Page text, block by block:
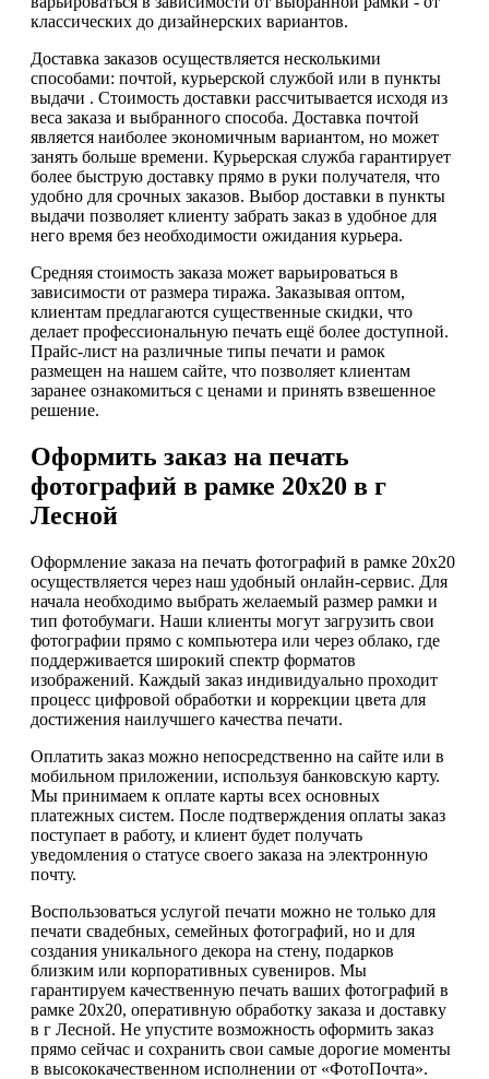
классических до дизайнерских вариантов.
Доставка заказов осуществляется несколькими
способами: почтой, курьерской службой или в пункты
выдачи . Стоимость доставки рассчитывается исходя из
веса заказа и выбранного способа. Доставка почтой
является наиболее экономичным вариантом, но может
занять больше времени. Курьерская служба гарантирует
более быструю доставку прямо в руки получателя, что
удобно для срочных заказов. Выбор доставки в пункты
выдачи позволяет клиенту забрать заказ в удобное для
него время без необходимости ожидания курьера.
Средняя стоимость заказа может варьироваться в
зависимости от размера тиража. Заказывая оптом,
клиентам предлагаются существенные скидки, что
делает профессиональную печать ещё более доступной.
Прайс-лист на различные типы печати и рамок
размещен на нашем сайте, что позволяет клиентам
заранее ознакомиться с ценами и принять взвешенное
решение.
Оформить заказ на печать
фотографий в рамке 20х20 в г
Лесной
Оформление заказа на печать фотографий в рамке 20х20
осуществляется через наш удобный онлайн-сервис. Для
начала необходимо выбрать желаемый размер рамки и
тип фотобумаги. Наши клиенты могут загрузить свои
фотографии прямо с компьютера или через облако, где
поддерживается широкий спектр форматов
изображений. Каждый заказ индивидуально проходит
процесс цифровой обработки и коррекции цвета для
достижения наилучшего качества печати.
Оплатить заказ можно непосредственно на сайте или в
мобильном приложении, используя банковскую карту.
Мы принимаем к оплате карты всех основных
платежных систем. После подтверждения оплаты заказ
поступает в работу, и клиент будет получать
уведомления о статусе своего заказа на электронную
почту.
Воспользоваться услугой печати можно не только для
печати свадебных, семейных фотографий, но и для
создания уникального декора на стену, подарков
близким или корпоративных сувениров. Мы
гарантируем качественную печать ваших фотографий в
рамке 20х20, оперативную обработку заказа и доставку
в г Лесной. Не упустите возможность оформить заказ
прямо сейчас и сохранить свои самые дорогие моменты
в высококачественном исполнении от «ФотоПочта».